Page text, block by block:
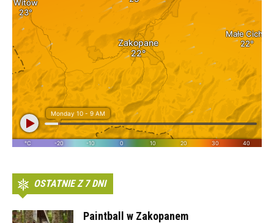
OSTATNIE Z 7 DNI
Paintball w Zakopanem